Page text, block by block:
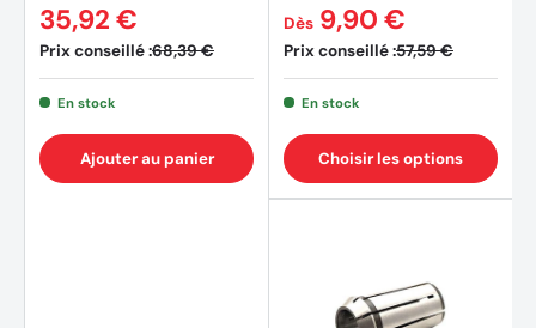
Prix conseillé :68,39 €
35,92 €
En stock
Ajouter au panier
Prix conseillé :57,59 €
Dès 9,90 €
En stock
Choisir les options